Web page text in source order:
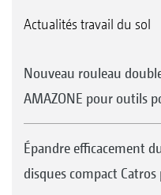
Actualités travail du sol
Nouveau rouleau
AMAZONE pour outils
Épandre efficacement
disques compact Catros